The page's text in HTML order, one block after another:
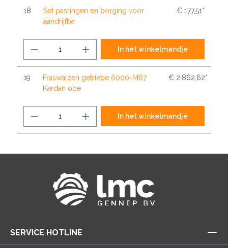
18
Set pasringen en borging voor
aandrijfba
€ 177,51*
In het winkelmandje
19
Fraswalzen getriebe 6000-M67
Kardan obe
€ 2.862,62*
In het winkelmandje
SERVICE HOTLINE